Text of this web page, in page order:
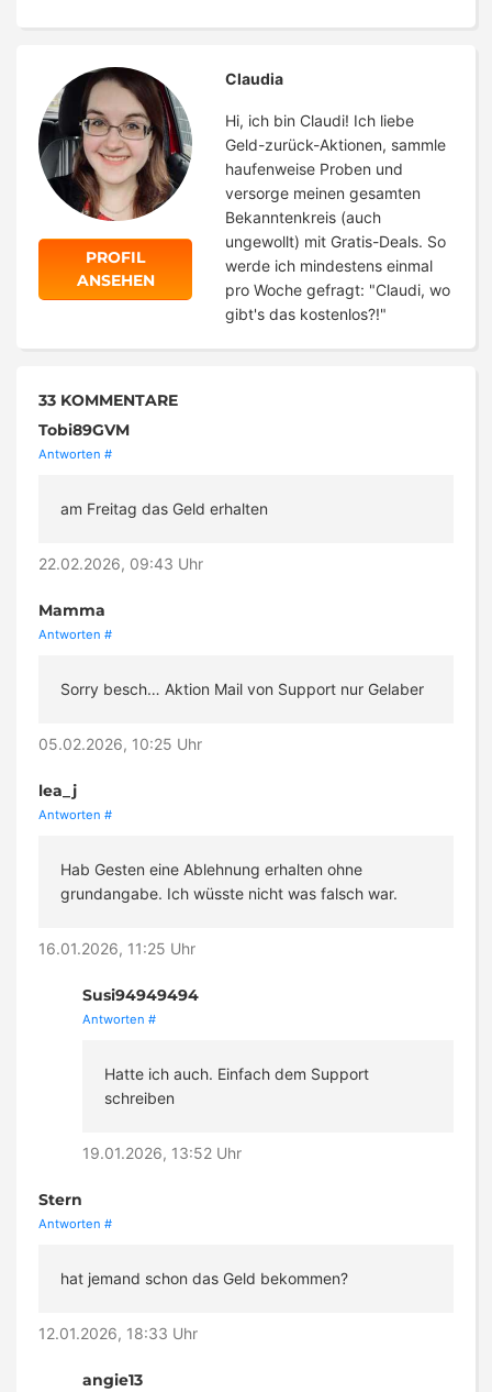
PROFIL
ANSEHEN
Claudia
Hi, ich bin Claudi! Ich liebe
Geld-zurück-Aktionen, sammle
haufenweise Proben und
versorge meinen gesamten
Bekanntenkreis (auch
ungewollt) mit Gratis-Deals. So
werde ich mindestens einmal
pro Woche gefragt: "Claudi, wo
gibt's das kostenlos?!"
33 KOMMENTARE
Tobi89GVM
Antworten #
am Freitag das Geld erhalten
22.02.2026, 09:43 Uhr
Mamma
Antworten #
Sorry besch… Aktion Mail von Support nur Gelaber
05.02.2026, 10:25 Uhr
lea_j
Antworten #
Hab Gesten eine Ablehnung erhalten ohne
grundangabe. Ich wüsste nicht was falsch war.
16.01.2026, 11:25 Uhr
Susi94949494
Antworten #
Hatte ich auch. Einfach dem Support
schreiben
19.01.2026, 13:52 Uhr
Stern
Antworten #
hat jemand schon das Geld bekommen?
12.01.2026, 18:33 Uhr
angie13